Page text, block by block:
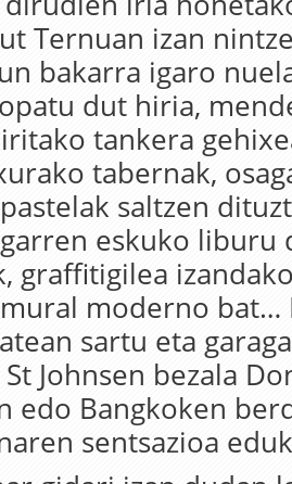
Ternuan izan
bakarra igaro
dut hiria,
tankera
tabernak,
saltzen
eskuko liburu
graffitigilea
moderno bat…
sartu eta
Johnsen bezala
edo Bangkoken
sentsazioa